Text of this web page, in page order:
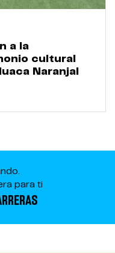
a la
cultural
Naranjal
para ti